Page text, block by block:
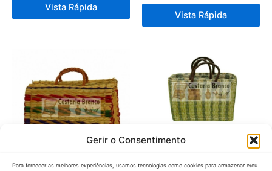
Gerir o Consentimento
Para fornecer as melhores experiências, usamos tecnologias como cookies para armazenar e/ou
Vista Rápida
Vista Rápida
com asa de couro Tam. Peq.